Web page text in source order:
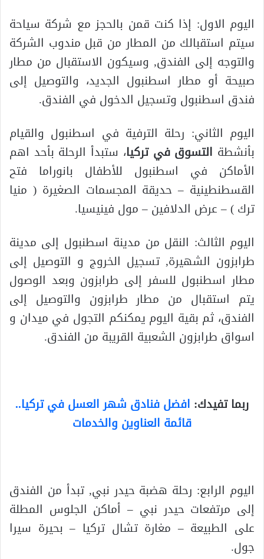
اليوم الاول: إذا كنت قمن بالحجز مع شركة سياحة
سيتم استقبالك من المطار من قبل مندوب الشركة
والتوجه إلى الفندق, وسيكون الاستقبال من مطار
صبيحة أو مطار اسطنبول الجديد، والتوصيل إلى
فندق اسطنبول وتسجيل الدخول في الفندق.
اليوم الثاني: رحلة الترفية في اسطنبول والقيام
بأنشطة التسوق في تركيا، ستبدأ الرحلة بأحد اهم
الأماكن في اسطنبول للأطفال بانوراما فتح
القسطنطينية – حديقة المجسمات الصغيرة ( منيا
ترك ) – عرض الدلافين – مول فينيسيا.
اليوم الثالث: النقل من مدينة اسطنبول إلى مدينة
طرابزون الشهيرة, تسجيل الخروج و التوصيل إلى
مطار اسطنبول للسفر إلى طرابزون وبعد الوصول
يتم استقبال من مطار طرابزون والتوصيل إلى
الفندق، ثم بقية اليوم يمكنكم التجول في ميدان و
اسواق طرابزون الشعبية القريبة من الفندق.
ربما تفيدك: افضل فنادق شهر العسل في تركيا..
قائمة العناوين والخدمات
اليوم الرابع: رحلة هضبة حيدر نبي, تبدأ من الفندق
إلى مرتفعات حيدر نبي – أماكن الجلوس المطلة
على الطبيعة – مغارة تشال تركيا – بحيرة سيرا
جول.